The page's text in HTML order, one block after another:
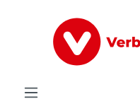
springen